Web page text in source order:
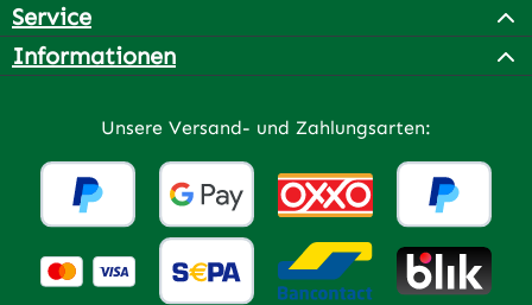
Service
Informationen
Unsere Versand- und Zahlungsarten: